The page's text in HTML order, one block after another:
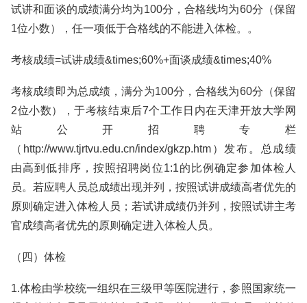
试讲和面谈的成绩满分均为100分，合格线均为60分（保留
1位小数），任一项低于合格线的不能进入体检。。
考核成绩=试讲成绩&times;60%+面谈成绩&times;40%
考核成绩即为总成绩，满分为100分，合格线为60分（保留
2位小数），于考核结束后7个工作日内在天津开放大学网
站公开招聘专栏
（http://www.tjrtvu.edu.cn/index/gkzp.htm）发布。总成绩
由高到低排序，按照招聘岗位1:1的比例确定参加体检人
员。若应聘人员总成绩出现并列，按照试讲成绩高者优先的
原则确定进入体检人员；若试讲成绩仍并列，按照试讲主考
官成绩高者优先的原则确定进入体检人员。
（四）体检
1.体检由学校统一组织在三级甲等医院进行，参照国家统一